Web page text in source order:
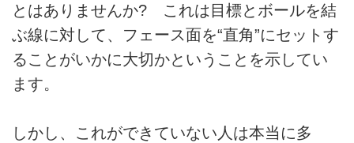
とはありませんか? これは目標とボールを結
ぶ線に対して、フェース面を“直角”にセットす
ることがいかに大切かということを示してい
ます。
しかし、これができていない人は本当に多